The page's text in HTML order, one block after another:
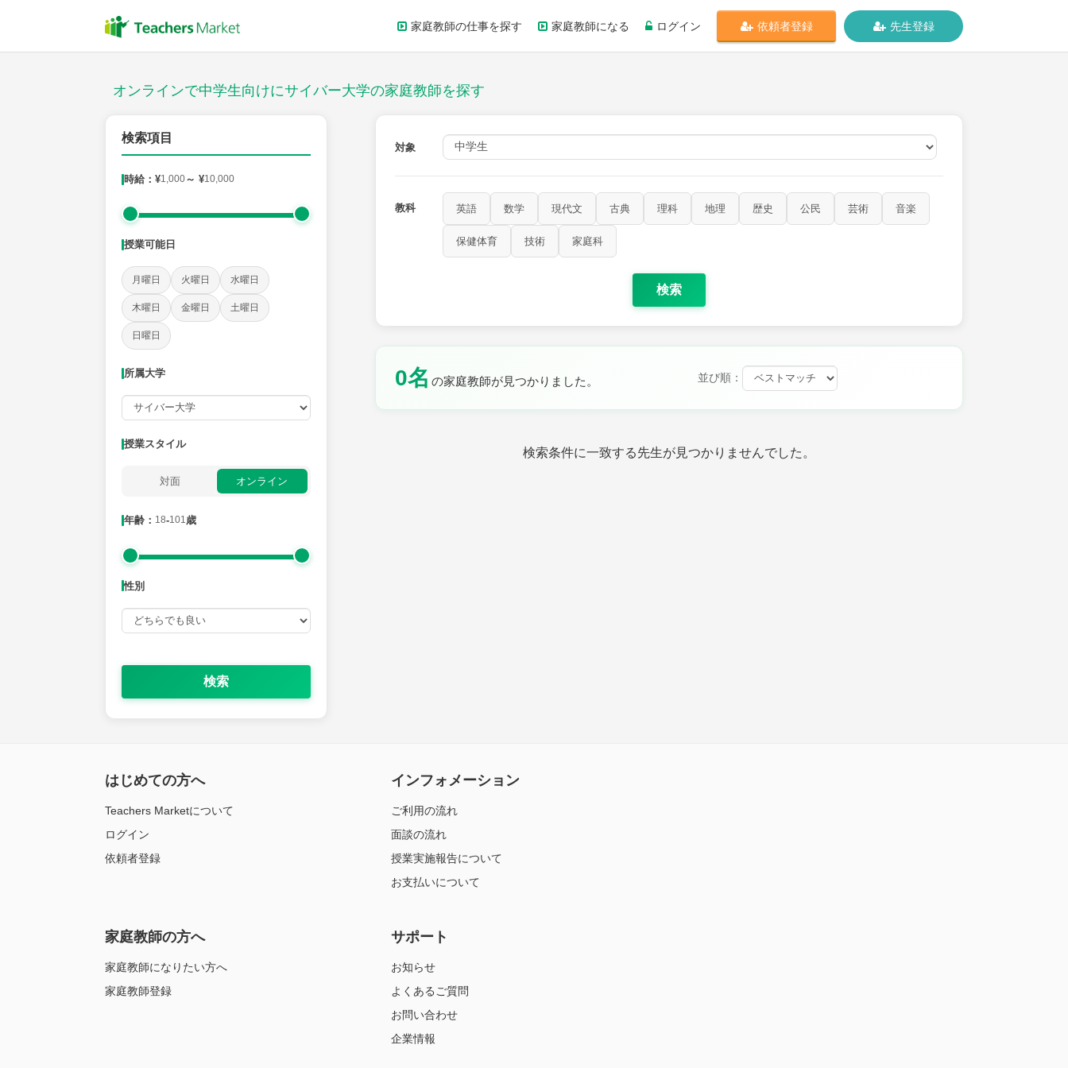
家庭教師の仕事を探す 家庭教師になる ログイン 依頼者登録 先生登録
オンラインで中学生向けにサイバー大学の家庭教師を探す
検索項目
時給：¥1,000～ ¥10,000
授業可能日
月曜日 火曜日 水曜日
木曜日 金曜日 土曜日
日曜日
所属大学
授業スタイル
対面 オンライン
年齢： 18-101歳
性別
検索
対象
教科 英語 数学 現代文 古典 理科 地理 歴史 公民 芸術 音楽
保健体育 技術 家庭科
検索
0名 の家庭教師が見つかりました。 並び順：
検索条件に一致する先生が見つかりませんでした。
授業スタイル
数学 理科 芸術 音楽 保健体育 技術 家庭科
時給：¥1,000 ～ ¥10,000
授業可能日
火曜日 土曜日 日曜日
所属大学
はじめての方へ
Teachers Marketについて
ログイン
依頼者登録
インフォメーション
ご利用の流れ
面談の流れ
授業実施報告について
お支払いについて
家庭教師の方へ
家庭教師になりたい方へ
家庭教師登録
サポート
お知らせ
よくあるご質問
お問い合わせ
企業情報